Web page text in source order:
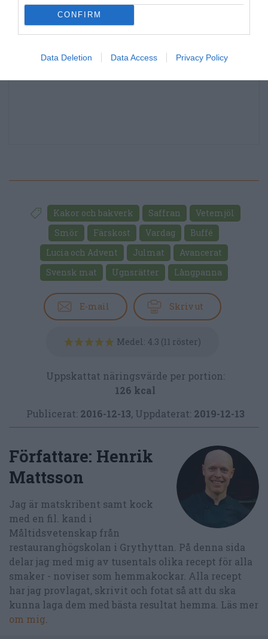
CONFIRM
Data Deletion Data Access Privacy Policy
Kakor och bakverk Saffran
Vetemjöl
Smör
Färskost Vardag
Buffé
Lucia och Advent
Julmat
Avancerat
Svensk mat
Ugnsrätter Långpanna
E-mail Skriv ut
Medel: 4.3 (11 röster)
Uppskattat näringsvärde per portion:
126 kcal
Publicerat: 2016-12-13, Uppdaterat: 2019-12-13
Författare: Henrik
Mattsson
Jag är matskribent samt kock
med en fil. kand i
Måltidsvetenskap från
restauranghögskolan i Grythyttan. På denna sida
delar jag med mig av tusentals olika recept för alla
smaker - noviser som hemmakockar. Alla recept
har jag provlagat, skrivit och fotat så att du ska
kunna laga dem med bästa resultat hemma. Läs mer
om mig